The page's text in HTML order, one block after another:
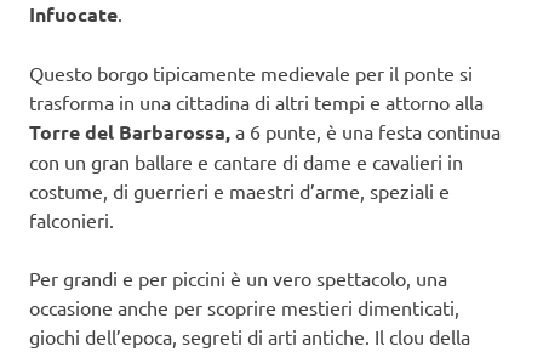
Infuocate.
Questo borgo tipicamente medievale per il ponte si
trasforma in una cittadina di altri tempi e attorno alla
Torre del Barbarossa, a 6 punte, è una festa continua
con un gran ballare e cantare di dame e cavalieri in
costume, di guerrieri e maestri d’arme, speziali e
falconieri.
Per grandi e per piccini è un vero spettacolo, una
occasione anche per scoprire mestieri dimenticati,
giochi dell’epoca, segreti di arti antiche. Il clou della